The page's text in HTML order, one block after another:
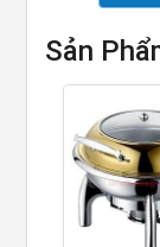
Sản